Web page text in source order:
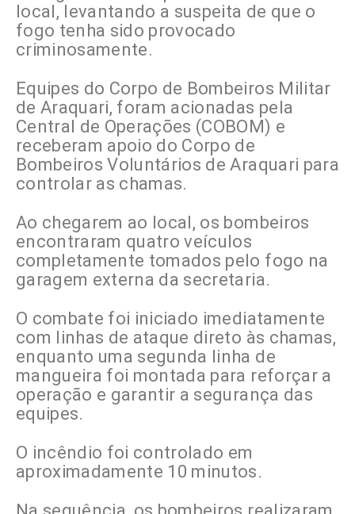
local, levantando a suspeita de que o
fogo tenha sido provocado
criminosamente.
Equipes do Corpo de Bombeiros Militar
de Araquari, foram acionadas pela
Central de Operações (COBOM) e
receberam apoio do Corpo de
Bombeiros Voluntários de Araquari para
controlar as chamas.
Ao chegarem ao local, os bombeiros
encontraram quatro veículos
completamente tomados pelo fogo na
garagem externa da secretaria.
O combate foi iniciado imediatamente
com linhas de ataque direto às chamas,
enquanto uma segunda linha de
mangueira foi montada para reforçar a
operação e garantir a segurança das
equipes.
O incêndio foi controlado em
aproximadamente 10 minutos.